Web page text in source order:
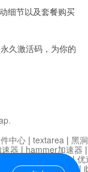
细节以及套餐购买
久激活码，为你的
.
中心 | textarea | 黑
器 | hammer加速器
迷雾通|优
器|anycast加速器 |